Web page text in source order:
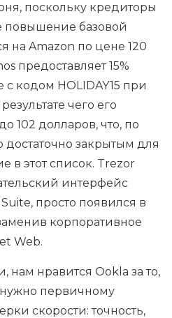
поскольку кредиторы
повышение базовой
на Amazon по цене 120
предоставляет 15%
с кодом HOLIDAY15 при
чего его
102 долларов, что, по
закрытым для
в этот список. Trezor
интерфейс
просто появился в
корпоративное
Web.
нам нравится Ookla за то,
нужно первичному
скорости: точность,